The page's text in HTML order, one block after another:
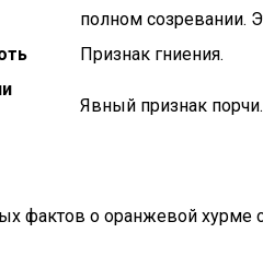
полном созревании.
Признак гниения.
Явный признак порчи.
фактов о оранжевой хурме